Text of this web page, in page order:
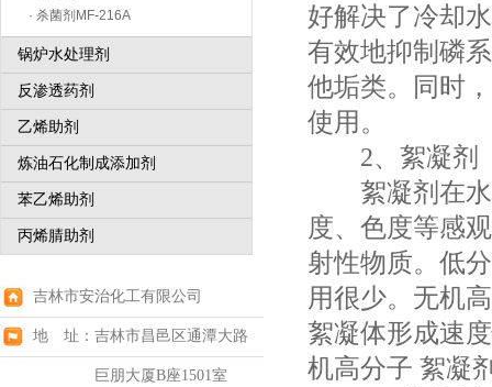
· 杀菌剂MF-216A
锅炉水处理剂
反渗透药剂
乙烯助剂
炼油石化制成添加剂
苯乙烯助剂
丙烯腈助剂
吉林市安治化工有限公司
地 址：吉林市昌邑区通潭大路
巨朋大厦B座1501室
好解决了冷却
有效地抑制磷
他垢类。同时
使用。
2、絮凝剂
絮凝剂在水
度、色度等感
射性物质。低
用很少。无机
絮凝体形成速
机高分子 絮凝